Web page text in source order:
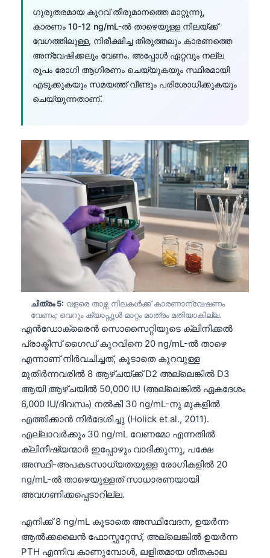
ഗുരുതരമായ കുറവ് തീരുമാനത്തെ മാറ്റുന്നു,
കാരണം 10-12 ng/mL-ൽ താഴെയുള്ള നിലയ്ക്ക്
വേഗത്തിലുള്ള, നിരീക്ഷിച്ച തിരുത്തലും കാരണത്തെ
അന്വേഷിക്കലും വേണം. അപ്പോൾ ഏറ്റവും നല്ല
രൂപം രോഗി ആഗിരണം ചെയ്യുകയും സ്ഥിരമായി
എടുക്കുകയും സമയത്ത് വീണ്ടും പരിശോധിക്കുകയും
ചെയ്യുന്നതാണ്.
ചിത്രം 5: വളരെ താഴ്ന്ന നിലകൾക്ക് കാരണാന്വേഷണം
വേണം; വെറും ക്യാപ്സൂൾ മാറ്റം മാത്രം മതിയാകില്ല.
എൻഡോക്രൈൻ സൊസൈറ്റിയുടെ ക്ലിനിക്കൽ
പ്രാക്ടീസ് ഗൈഡ് കുറവിനെ 20 ng/mL-ൽ താഴെ
എന്നാണ് നിർവചിച്ചത്, കൂടാതെ കുറവുള്ള
മുതിർന്നവരിൽ 8 ആഴ്ചയ്ക്ക് D2 അല്ലെങ്കിൽ D3
ആയി ആഴ്ചയിൽ 50,000 IU (അല്ലെങ്കിൽ ഏകദേശം
6,000 IU/ദിവസം) നൽകി 30 ng/mL-നു മുകളിൽ
എത്തിക്കാൻ നിർദേശിച്ചു (Holick et al., 2011).
എല്ലാവർക്കും 30 ng/mL വേണമോ എന്നതിൽ
ക്ലിനീഷ്യന്മാർ ഇപ്പോഴും വാദിക്കുന്നു, പക്ഷേ
അസ്ഥി-അപകടസാധ്യതയുള്ള രോഗികളിൽ 20
ng/mL-ൽ താഴെയുള്ളത് സാധാരണയായി
അവഗണിക്കപ്പെടാറില്ല.
എനിക്ക് 8 ng/mL കൂടാതെ അസ്ഥിവേദന, ഉയർന്ന
ആൽക്കലൈൻ ഫോസ്ഫറ്റേസ്, അല്ലെങ്കിൽ ഉയർന്ന
PTH എന്നിവ കാണുമ്പോൾ, ലളിതമായ ശീതകാല
Македонски јазик
Euskara
Occitan
العربية المغربية
Afrikaans
ພາສາລາວ
Basa Jawa
Cebuano
ئۇيغۇرچە
Кыргызча
Татар теле
Беларуская мова
Ślōnskŏ gŏdka
Norsk bokmål